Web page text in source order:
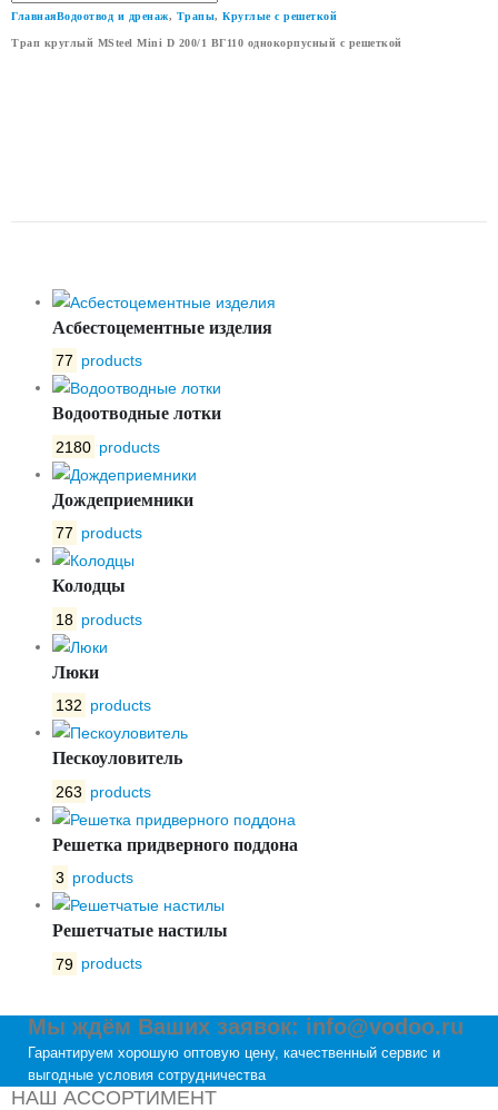
ГлавнаяВодоотвод и дренаж, Трапы, Круглые с решеткой
Трап круглый MSteel Mini D 200/1 ВГ110 однокорпусный с решеткой
Асбестоцементные изделия
77 products
Водоотводные лотки
2180 products
Дождеприемники
77 products
Колодцы
18 products
Люки
132 products
Пескоуловитель
263 products
Решетка придверного поддона
3 products
Решетчатые настилы
79 products
Мы ждём Ваших заявок: info@vodoo.ru
Гарантируем хорошую оптовую цену, качественный сервис и
выгодные условия сотрудничества
НАШ АССОРТИМЕНТ